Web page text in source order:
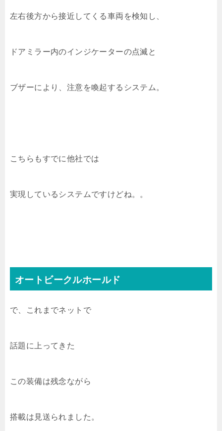
左右後方から接近してくる車両を検知し、
ドアミラー内のインジケーターの点滅と
ブザーにより、注意を喚起するシステム。
こちらもすでに他社では
実現しているシステムですけどね。。
オートビークルホールド
で、これまでネットで
話題に上ってきた
この装備は残念ながら
搭載は見送られました。